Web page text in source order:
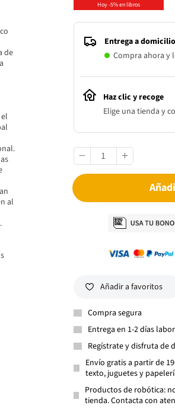
de
al
Hoy -5% en libros
Entrega a
Compra ahora y
Haz clic y recoge
Elige una tienda y
Añadir a favoritos
Compra segura
Entrega en 1-2 días
Regístrate y disfruta de
Envío gratis a partir de
texto, juguetes y
Productos de robótica:
tienda. Contacta con